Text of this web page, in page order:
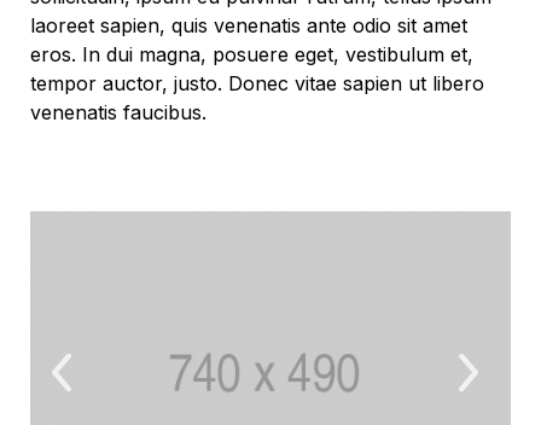
laoreet sapien, quis venenatis ante odio sit amet
eros. In dui magna, posuere eget, vestibulum et,
tempor auctor, justo. Donec vitae sapien ut libero
venenatis faucibus.